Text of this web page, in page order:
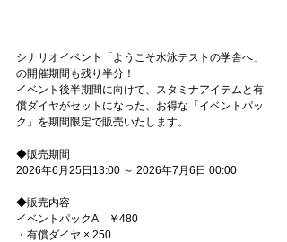
シナリオイベント「ようこそ水泳テストの学舎へ」
の開催期間も残り半分！
イベント後半期間に向けて、スタミナアイテムと有
償ダイヤがセットになった、お得な「イベントパッ
ク」を期間限定で販売いたします。
◆販売期間
2026年6月25日13:00 ～ 2026年7月6日 00:00
◆販売内容
イベントパックA　￥480
・有償ダイヤ × 250